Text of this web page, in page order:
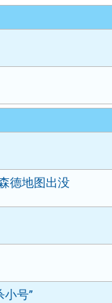
德地图出没
号”